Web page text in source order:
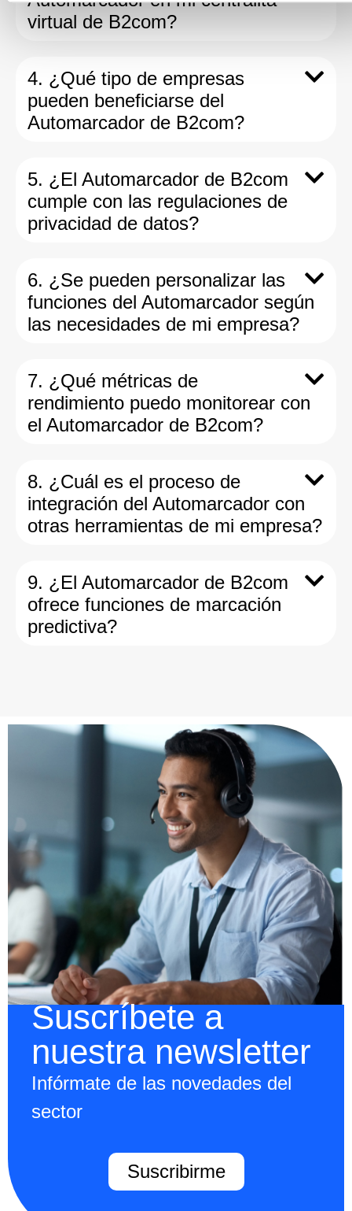
virtual de B2com?
4. ¿Qué tipo de empresas
pueden beneficiarse del
Automarcador de B2com?
5. ¿El Automarcador de B2com
cumple con las regulaciones de
privacidad de datos?
6. ¿Se pueden personalizar las
funciones del Automarcador según
las necesidades de mi empresa?
7. ¿Qué métricas de
rendimiento puedo monitorear con
el Automarcador de B2com?
8. ¿Cuál es el proceso de
integración del Automarcador con
otras herramientas de mi empresa?
9. ¿El Automarcador de B2com
ofrece funciones de marcación
predictiva?
Suscríbete a
nuestra newsletter
Infórmate de las novedades del
sector
Suscribirme